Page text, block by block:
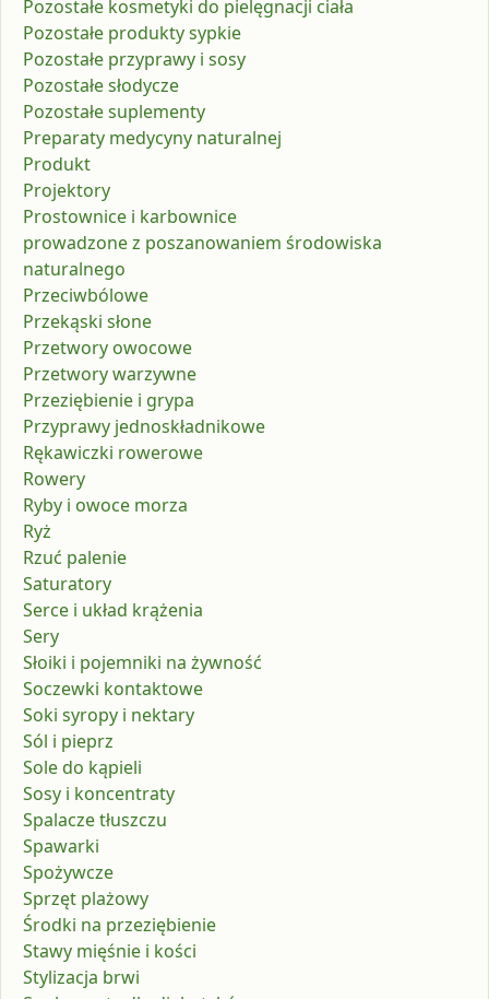
Pozostałe kosmetyki do pielęgnacji ciała
Pozostałe produkty sypkie
Pozostałe przyprawy i sosy
Pozostałe słodycze
Pozostałe suplementy
Preparaty medycyny naturalnej
Produkt
Projektory
Prostownice i karbownice
prowadzone z poszanowaniem środowiska
naturalnego
Przeciwbólowe
Przekąski słone
Przetwory owocowe
Przetwory warzywne
Przeziębienie i grypa
Przyprawy jednoskładnikowe
Rękawiczki rowerowe
Rowery
Ryby i owoce morza
Ryż
Rzuć palenie
Saturatory
Serce i układ krążenia
Sery
Słoiki i pojemniki na żywność
Soczewki kontaktowe
Soki syropy i nektary
Sól i pieprz
Sole do kąpieli
Sosy i koncentraty
Spalacze tłuszczu
Spawarki
Spożywcze
Sprzęt plażowy
Środki na przeziębienie
Stawy mięśnie i kości
Stylizacja brwi